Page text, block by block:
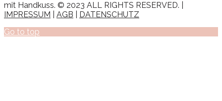
mit Handkuss. © 2023 ALL RIGHTS RESERVED. |
IMPRESSUM
AGB
DATENSCHUTZ
Go to top